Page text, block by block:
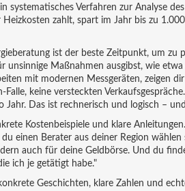
systematisches Verfahren zur Analyse
zahlt, spart im Jahr bis zu
ist der beste Zeitpunkt, um zu
unsinnige Maßnahmen ausgibst, wie
mit modernen Messgeräten, zeigen
keine versteckten
Das ist rechnerisch und logisch –
Kostenbeispiele und klare
einen Berater aus deiner Region
auch für deine Geldbörse. Und du
ich je getätigt habe."
Geschichten, klare Zahlen und